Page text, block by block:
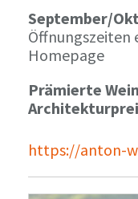
September/
Öffnungszeiten
Homepage
Prämierte
https://anton-